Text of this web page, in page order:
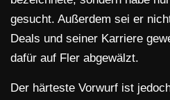
gesucht. Außerdem sei er
Deals und seiner Karriere
dafür auf Fler abgewälzt.
Der härteste Vorwurf ist